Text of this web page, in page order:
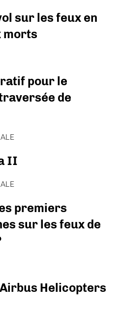
sur les feux en
morts
pour le
de
II
premiers
sur les feux de
Helicopters